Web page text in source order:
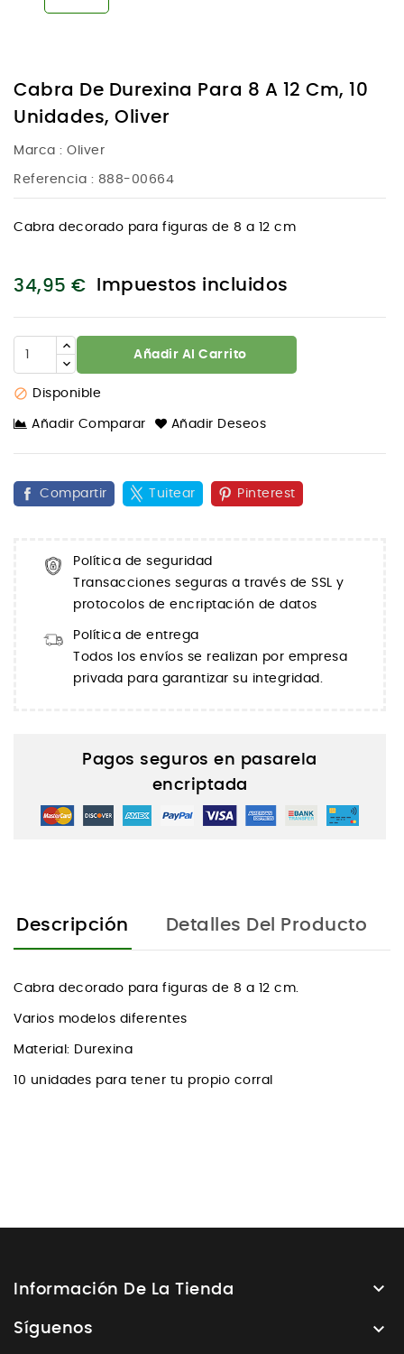
Cabra De Durexina Para 8 A 12 Cm, 10
Unidades, Oliver
Marca : Oliver
Referencia : 888-00664
Cabra decorado para figuras de 8 a 12 cm
34,95 € Impuestos incluidos
Añadir Al Carrito
 Disponible
Añadir Comparar Añadir Deseos
Compartir Tuitear Pinterest
Política de seguridad
Transacciones seguras a través de SSL y
protocolos de encriptación de datos
Política de entrega
Todos los envíos se realizan por empresa
privada para garantizar su integridad.
Pagos seguros en pasarela
encriptada
Descripción Detalles Del Producto
Cabra decorado para figuras de 8 a 12 cm
Varios modelos diferentes
Material: Durexina
10 unidades para tener tu propio corral
Información De La Tienda 
Síguenos 